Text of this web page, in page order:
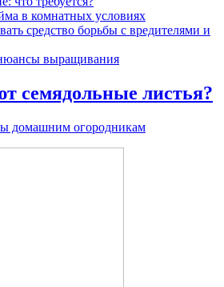
в комнатных условиях
средство борьбы с вредителями и
выращивания
семядольные листья?
домашним огородникам